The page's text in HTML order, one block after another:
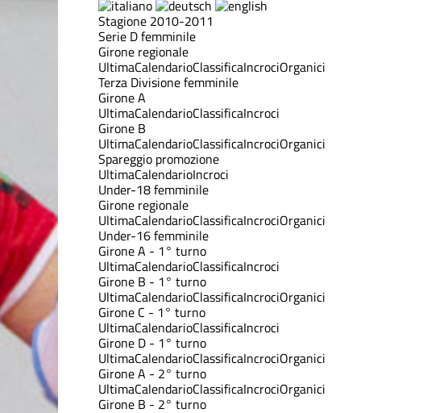
Stagione 2010-2011
Serie D femminile
Girone regionale
UltimaCalendarioClassificaIncrociOrganici
Terza Divisione femminile
Girone A
UltimaCalendarioClassificaIncroci
Girone B
UltimaCalendarioClassificaIncrociOrganici
Spareggio promozione
UltimaCalendarioIncroci
Under-18 femminile
Girone regionale
UltimaCalendarioClassificaIncrociOrganici
Under-16 femminile
Girone A - 1° turno
UltimaCalendarioClassificaIncroci
Girone B - 1° turno
UltimaCalendarioClassificaIncrociOrganici
Girone C - 1° turno
UltimaCalendarioClassificaIncroci
Girone D - 1° turno
UltimaCalendarioClassificaIncrociOrganici
Girone A - 2° turno
UltimaCalendarioClassificaIncrociOrganici
Girone B - 2° turno